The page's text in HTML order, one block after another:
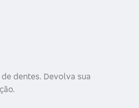
dentes. Devolva sua